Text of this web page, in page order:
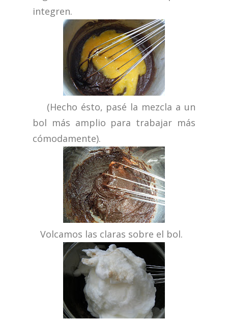
integren.
(Hecho ésto, pasé la mezcla a un
bol más amplio para trabajar más
cómodamente).
Volcamos las claras sobre el bol.